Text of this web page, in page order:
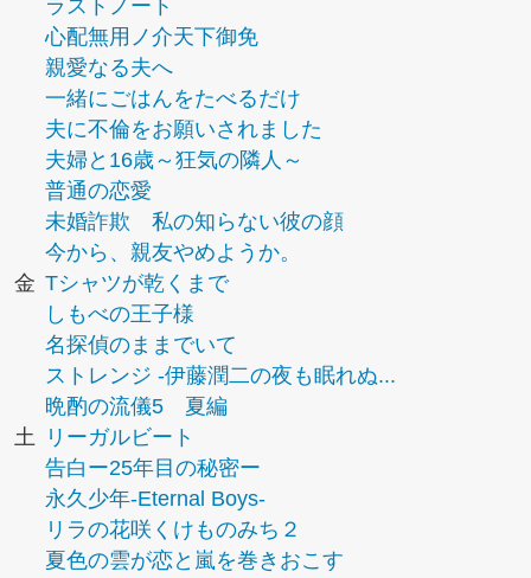
ラストノート
心配無用ノ介天下御免
親愛なる夫へ
一緒にごはんをたべるだけ
夫に不倫をお願いされました
夫婦と16歳～狂気の隣人～
普通の恋愛
未婚詐欺 私の知らない彼の顔
今から、親友やめようか。
金 Tシャツが乾くまで
しもべの王子様
名探偵のままでいて
ストレンジ -伊藤潤二の夜も眠れぬ...
晩酌の流儀5 夏編
土
リーガルビート
告白ー25年目の秘密ー
永久少年-Eternal Boys-
リラの花咲くけものみち２
夏色の雲が恋と嵐を巻きおこす